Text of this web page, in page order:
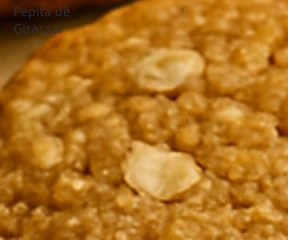
Pepita de
Girassol